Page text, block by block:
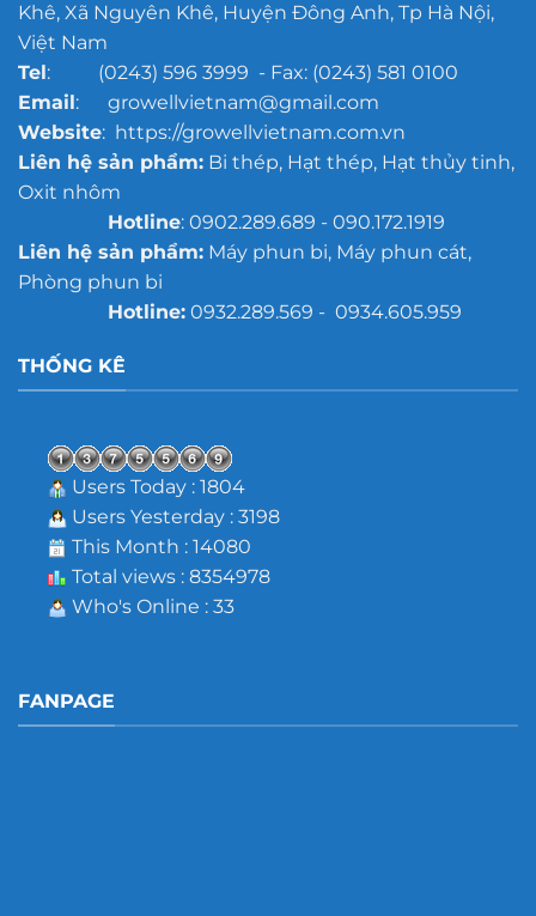
Khê, Xã Nguyên Khê, Huyện Đông Anh, Tp Hà Nội,
Việt Nam
Tel: (0243) 596 3999 - Fax: (0243) 581 0100
Email: growellvietnam@gmail.com
Website: https://growellvietnam.com.vn
Liên hệ sản phẩm:Bi thép, Hạt thép, Hạt thủy tinh,
Oxit nhôm
Hotline: 0902.289.689 - 090.172.1919
Liên hệ sản phẩm:Máy phun bi, Máy phun cát,
Phòng phun bi
Hotline:0932.289.569 - 0934.605.959
THỐNG KÊ
Users Today : 1804
Users Yesterday : 3198
This Month : 14080
Total views : 8354978
Who's Online : 33
FANPAGE